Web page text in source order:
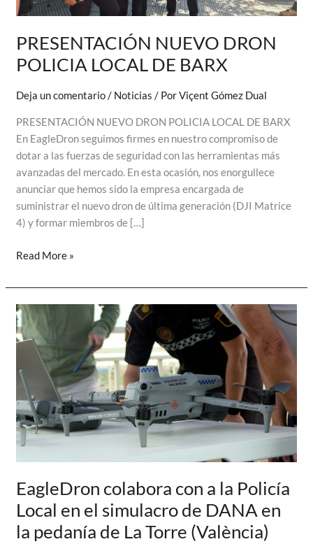
PRESENTACIÓN NUEVO DRON
POLICIA LOCAL DE BARX
Deja un comentario/ Noticias / PorViçent Gómez Dual
PRESENTACIÓN NUEVO DRON POLICIA LOCAL DE BARX
En EagleDron seguimos firmes en nuestro compromiso de
dotar a las fuerzas de seguridad con las herramientas más
avanzadas del mercado. En esta ocasión, nos enorgullece
anunciar que hemos sido la empresa encargada de
suministrar el nuevo dron de última generación (DJI Matrice
4) y formar miembros de […]
PRESENTACIÓN
DRON
POLICIA
LOCAL
DE
BARX
Read More »
EagleDron colabora con a la Policía
Local en el simulacro de DANA en
la pedanía de La Torre (València)